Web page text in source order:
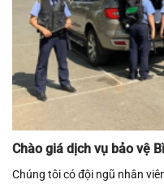
Chào giá dịch vụ bảo vệ
Chúng tôi có đội ngũ nhân